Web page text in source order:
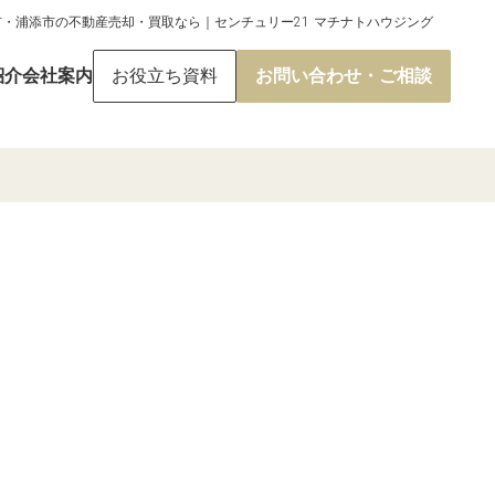
浦添市の不動産売却・買取なら｜センチュリー21 マチナトハウジング
介会社案内 お役立ち資料 お問い合わせ・ご相談